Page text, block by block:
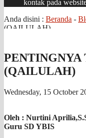
kontak pada
Anda disini : Beranda -
(QAILULAH)
PENTINGNYA
(QAILULAH)
Wednesday, 15 October
Oleh : Nurtini
Guru SD YBIS